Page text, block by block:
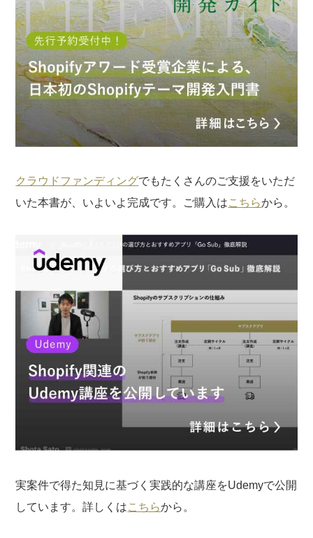
場合がございます。あらかじめご了承ください。
クラウドファンディングでもたくさんのご支援をいただ
いた本書が、いよいよ完成です。ご購入はこちらから。
実案件で得た知見に基づく実践的な講座をUdemyで公開
しています。詳しくはこちらから。